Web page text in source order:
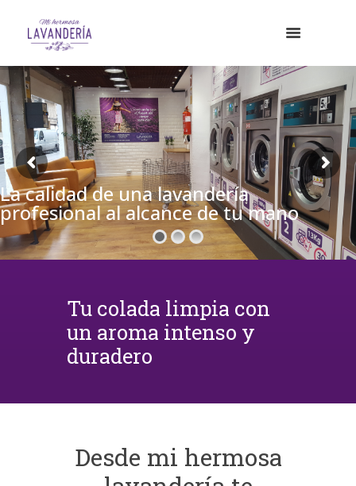
La calidad de una lavandería
profesional al alcance de tu mano
Tu colada limpia con
un aroma intenso y
duradero
Desde mi hermosa